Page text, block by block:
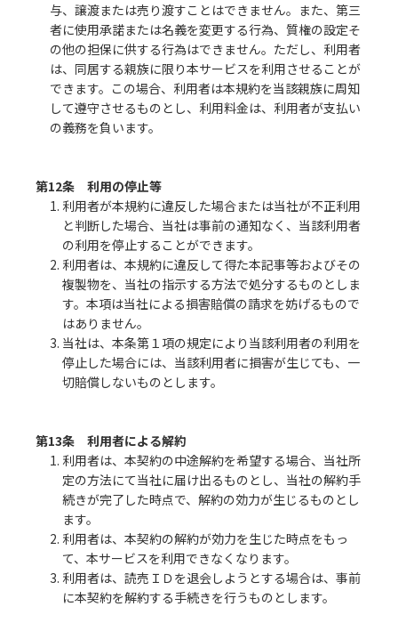
与、譲渡または売り渡すことはできません。また、第三
者に使用承諾または名義を変更する行為、質権の設定そ
の他の担保に供する行為はできません。ただし、利用者
は、同居する親族に限り本サービスを利用させることが
できます。この場合、利用者は本規約を当該親族に周知
して遵守させるものとし、利用料金は、利用者が支払い
の義務を負います。
第12条 利用の停止等
1. 利用者が本規約に違反した場合または当社が不正利用
と判断した場合、当社は事前の通知なく、当該利用者
の利用を停止することができます。
2. 利用者は、本規約に違反して得た本記事等およびその
複製物を、当社の指示する方法で処分するものとしま
す。本項は当社による損害賠償の請求を妨げるもので
はありません。
3. 当社は、本条第１項の規定により当該利用者の利用を
停止した場合には、当該利用者に損害が生じても、一
切賠償しないものとします。
第13条 利用者による解約
1. 利用者は、本契約の中途解約を希望する場合、当社所
定の方法にて当社に届け出るものとし、当社の解約手
続きが完了した時点で、解約の効力が生じるものとし
ます。
2. 利用者は、本契約の解約が効力を生じた時点をもっ
て、本サービスを利用できなくなります。
3. 利用者は、読売ＩＤを退会しようとする場合は、事前
に本契約を解約する手続きを行うものとします。